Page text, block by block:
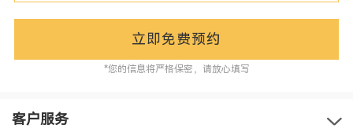
立即免费预约
*您的信息将严格保密，请放心填写
客户服务